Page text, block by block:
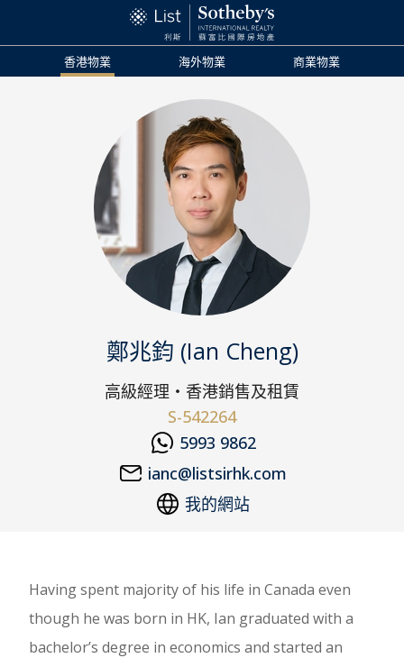
香港物業 海外物業 商業物業
鄭兆鈞 (Ian Cheng)
高級經理・香港銷售及租賃
S-542264
5993 9862
ianc@listsirhk.com
我的網站
Having spent majority of his life in Canada even
though he was born in HK, Ian graduated with a
bachelor’s degree in economics and started an